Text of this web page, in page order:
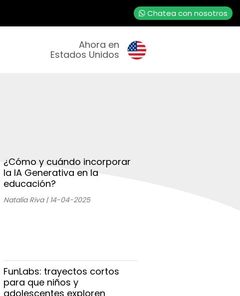
Chatea con nosotros
Ahora en
Estados Unidos
¿Cómo y cuándo incorporar
la IA Generativa en la
educación?
Natalia Riva | 14-04-2025
FunLabs: trayectos cortos
para que niños y
adolescentes exploren